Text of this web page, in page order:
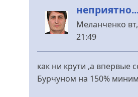
Меланченко
21:49
У
как ни крути ,а впервые
Бурчуном на 150%